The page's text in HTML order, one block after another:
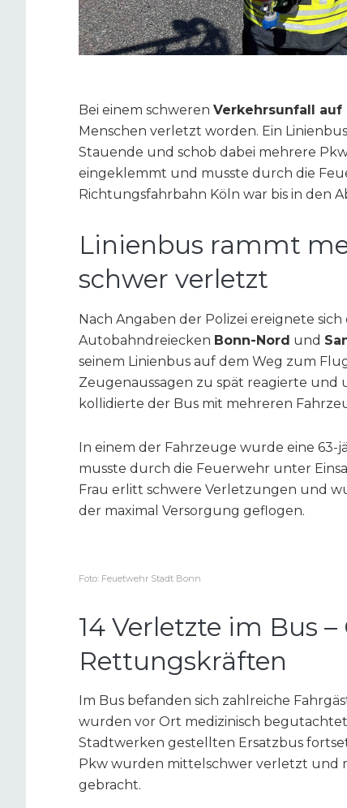
Bei einem schweren Verkehrsunfall auf
Menschen verletzt worden. Ein
Stauende und schob dabei mehrere
eingeklemmt und musste durch die
Richtungsfahrbahn Köln war bis in den
Linienbus rammt
schwer verletzt
Nach Angaben der Polizei ereignete
Autobahndreiecken Bonn-Nord und
seinem Linienbus auf dem Weg zum
Zeugenaussagen zu spät reagierte und
kollidierte der Bus mit mehreren
In einem der Fahrzeuge wurde eine 63-
musste durch die Feuerwehr unter
Frau erlitt schwere Verletzungen und
der maximal Versorgung geflogen.
Foto: Feuetwehr Stadt Bonn
14 Verletzte im Bus
Rettungskräften
Im Bus befanden sich zahlreiche
wurden vor Ort medizinisch
Stadtwerken gestellten Ersatzbus
Pkw wurden mittelschwer verletzt und
gebracht.